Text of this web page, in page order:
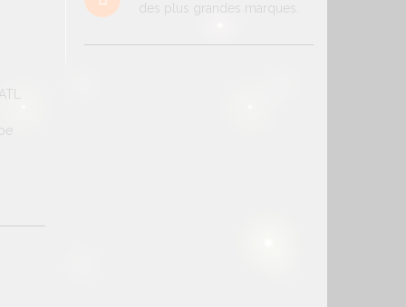
des plus grandes marques.